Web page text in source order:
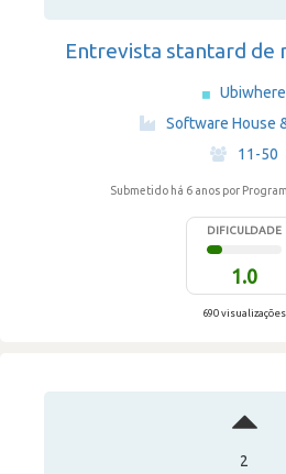
Entrevista stantard de
Ubiwhere
Software House
·
11-50
Submetido há 6 anos por
DIFICULDADE
1.0
690 visualizações
2